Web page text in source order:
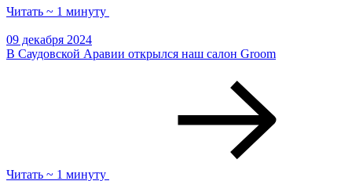
Читать ~ 1 минуту
09 декабря 2024
В Саудовской Аравии открылся наш салон Groom
Читать ~ 1 минуту